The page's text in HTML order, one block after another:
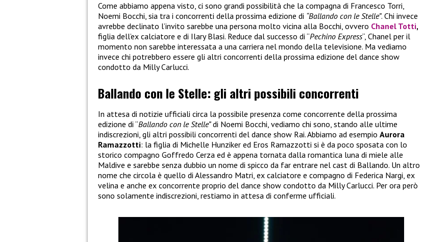
Come abbiamo appena visto, ci sono grandi possibilità che la compagna di Francesco Torri,
Noemi Bocchi, sia tra i concorrenti della prossima edizione di “Ballando con le Stelle”. Chi invece
avrebbe declinato l’invito sarebbe una persona molto vicina alla Bocchi, ovvero Chanel Totti,
figlia dell’ex calciatore e di Ilary Blasi. Reduce dal successo di “Pechino Express“, Chanel per il
momento non sarebbe interessata a una carriera nel mondo della televisione. Ma vediamo
invece chi potrebbero essere gli altri concorrenti della prossima edizione del dance show
condotto da Milly Carlucci.
Ballando con le Stelle: gli altri possibili concorrenti
In attesa di notizie ufficiali circa la possibile presenza come concorrente della prossima
edizione di “Ballando con le Stelle”di Noemi Bocchi, vediamo chi sono, stando alle ultime
indiscrezioni, gli altri possibili concorrenti del dance show Rai. Abbiamo ad esempio Aurora
Ramazzotti: la figlia di Michelle Hunziker ed Eros Ramazzotti si è da poco sposata con lo
storico compagno Goffredo Cerza ed è appena tornata dalla romantica luna di miele alle
Maldive e sarebbe senza dubbio un nome di spicco da far entrare nel cast di Ballando. Un altro
nome che circola è quello di Alessandro Matri, ex calciatore e compagno di Federica Nargi, ex
velina e anche ex concorrente proprio del dance show condotto da Milly Carlucci. Per ora però
sono solamente indiscrezioni, restiamo in attesa di conferme ufficiali.